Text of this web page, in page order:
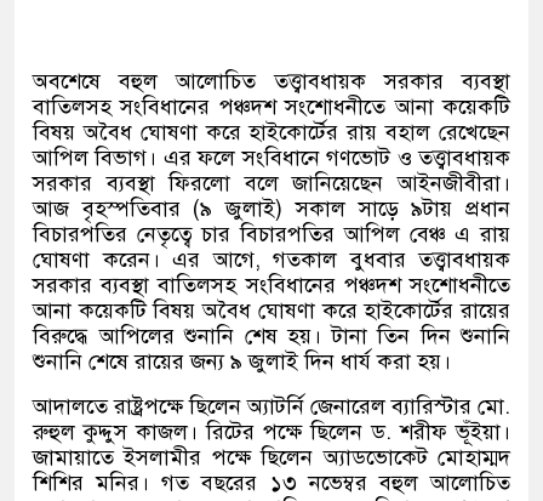
অবশেষে বহুল আলোচিত তত্ত্বাবধায়ক সরকার ব্যবস্থা
বাতিলসহ সংবিধানের পঞ্চদশ সংশোধনীতে আনা কয়েকটি
বিষয় অবৈধ ঘোষণা করে হাইকোর্টের রায় বহাল রেখেছেন
আপিল বিভাগ। এর ফলে সংবিধানে গণভোট ও তত্ত্বাবধায়ক
সরকার ব্যবস্থা ফিরলো বলে জানিয়েছেন আইনজীবীরা।
আজ বৃহস্পতিবার(৯ জুলাই)সকাল সাড়ে ৯টায় প্রধান
বিচারপতির নেতৃত্বে চার বিচারপতির আপিল বেঞ্চ এ রায়
ঘোষণা করেন। এর আগে, গতকাল বুধবার তত্ত্বাবধায়ক
সরকার ব্যবস্থা বাতিলসহ সংবিধানের পঞ্চদশ সংশোধনীতে
আনা কয়েকটি বিষয় অবৈধ ঘোষণা করে হাইকোর্টের রায়ের
বিরুদ্ধে আপিলের শুনানি শেষ হয়। টানা তিন দিন শুনানি
শুনানি শেষে রায়ের জন্য ৯ জুলাই দিন ধার্য করা হয়।
আদালতে রাষ্ট্রপক্ষে ছিলেন অ্যাটর্নি জেনারেল ব্যারিস্টার মো.
রুহুল কুদ্দুস কাজল। রিটের পক্ষে ছিলেন ড.শরীফ ভূঁইয়া।
জামায়াতে ইসলামীর পক্ষে ছিলেন অ্যাডভোকেট মোহাম্মদ
শিশির মনির। গত বছরের ১৩ নভেম্বর বহুল আলোচিত